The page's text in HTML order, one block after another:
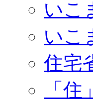
いこ
いこ
住宅
「